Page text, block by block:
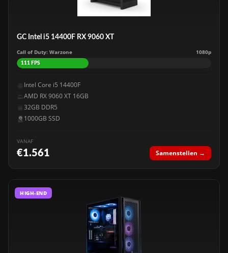
GC Intel i5 14400F RX 9060 XT
Call of Duty: Warzone 1080p
111 FPS
Intel Core i5 14400F
AMD RX 9060 XT 16GB
32GB DDR5
1000GB SSD
VANAF
€1.561 Samenstellen →
HIGH-END